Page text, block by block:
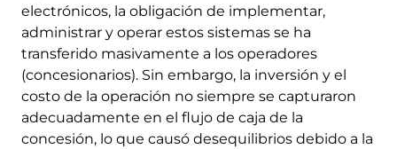
electrónicos, la obligación de implementar,
administrar y operar estos sistemas se ha
transferido masivamente a los operadores
(concesionarios). Sin embargo, la inversión y el
costo de la operación no siempre se capturaron
adecuadamente en el flujo de caja de la
concesión, lo que causó desequilibrios debido a la